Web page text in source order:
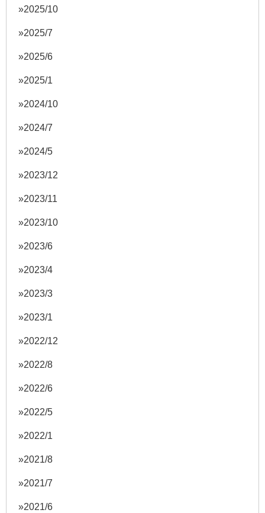
2025/10
2025/7
2025/6
2025/1
2024/10
2024/7
2024/5
2023/12
2023/11
2023/10
2023/6
2023/4
2023/3
2023/1
2022/12
2022/8
2022/6
2022/5
2022/1
2021/8
2021/7
2021/6